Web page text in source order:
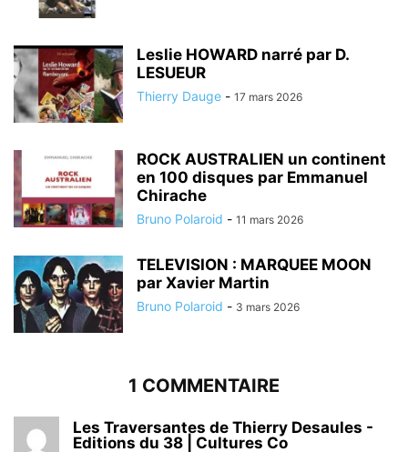
Leslie HOWARD narré par D.
LESUEUR
Thierry Dauge - 17 mars 2026
ROCK AUSTRALIEN un continent
en 100 disques par Emmanuel
Chirache
Bruno Polaroid - 11 mars 2026
TELEVISION : MARQUEE MOON
par Xavier Martin
Bruno Polaroid - 3 mars 2026
1 COMMENTAIRE
Les Traversantes de Thierry Desaules -
Editions du 38 | Cultures Co